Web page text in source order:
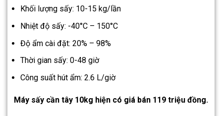
Khối lượng sấy: 10-15 kg/lần
Nhiệt độ sấy: -40°C – 150°C
Độ ẩm cài đặt: 20% – 98%
Thời gian sấy: 0-48 giờ
Công suất hút ẩm: 2.6 L/giờ
Máy sấy cần tây 10kg hiện có giá bán 119 triệu đồng.